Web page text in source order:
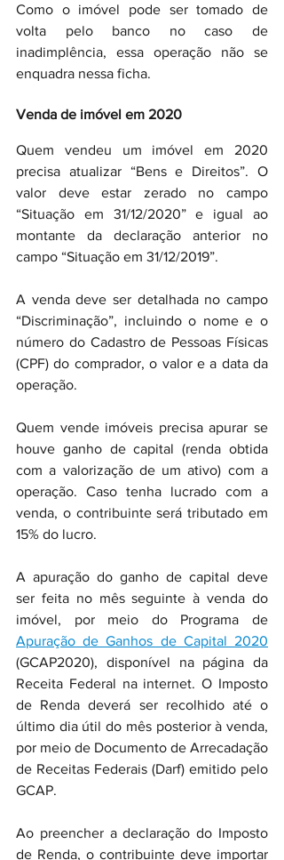
Como o imóvel pode ser tomado de
volta pelo banco no caso de
inadimplência, essa operação não se
enquadra nessa ficha.
Venda de imóvel em 2020
Quem vendeu um imóvel em 2020
precisa atualizar “Bens e Direitos”. O
valor deve estar zerado no campo
“Situação em 31/12/2020” e igual ao
montante da declaração anterior no
campo “Situação em 31/12/2019”.
A venda deve ser detalhada no campo
“Discriminação”, incluindo o nome e o
número do Cadastro de Pessoas Físicas
(CPF) do comprador, o valor e a data da
operação.
Quem vende imóveis precisa apurar se
houve ganho de capital (renda obtida
com a valorização de um ativo) com a
operação. Caso tenha lucrado com a
venda, o contribuinte será tributado em
15% do lucro.
A apuração do ganho de capital deve
ser feita no mês seguinte à venda do
Apuração de Ganhos de Capital 2020
(GCAP2020), disponível na página da
Receita Federal na internet. O Imposto
de Renda deverá ser recolhido até o
último dia útil do mês posterior à venda,
por meio de Documento de Arrecadação
de Receitas Federais (Darf) emitido pelo
GCAP.
Ao preencher a declaração do Imposto
de Renda, o contribuinte deve importar